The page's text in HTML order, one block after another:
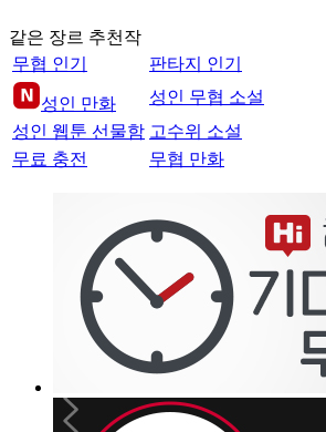
같은 장르 추천작
무협 인기
판타지 인기
성인 만화
성인 무협 소설
성인 웹툰 선물함 고수위 소설
무료 충전
무협 만화